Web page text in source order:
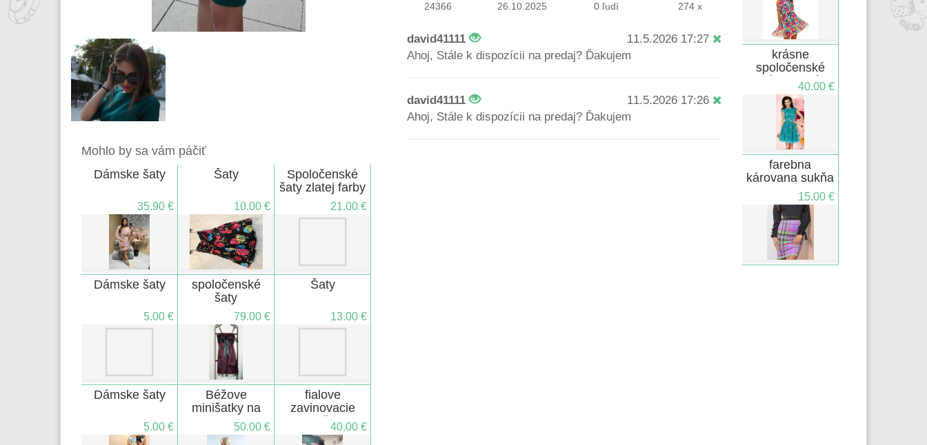
Mohlo by sa vám páčiť
Dámske šaty
35.90 €
Šaty
10.00 €
Spoločenské
šaty zlatej farby
21.00 €
Dámske šaty
5.00 €
spoločenské
šaty
79.00 €
Šaty
13.00 €
Dámske šaty
5.00 €
Béžove
minišatky na
zaväzovanie
50.00 €
fialove
zavinovacie
minišaty40.00 €
24366 26.10.2025 0 ľudí 274 x
krásne
spoločenské
sýtozelené
šatičky
40.00 €
farebna
károvana sukňa
15.00 €
david41111
11.5.2026 17:27
Ahoj, Stále k dispozícii na predaj? Ďakujem
david41111
11.5.2026 17:26
Ahoj, Stále k dispozícii na predaj? Ďakujem